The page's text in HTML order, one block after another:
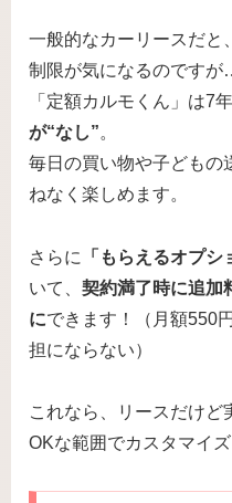
一般的なカーリースだと
制限が気になるのですが
「定額カルモくん」は7
が“なし”。
毎日の買い物や子どもの
ねなく楽しめます。
さらに 「もらえるオプシ
いて、 契約満了時に追加
にできます！（月額550
担にならない）
これなら、リースだけど
OKな範囲でカスタマイズ